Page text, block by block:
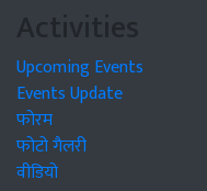
Activities
Upcoming Events
Events Update
फोरम
फोटो गैलरी
वीडियो